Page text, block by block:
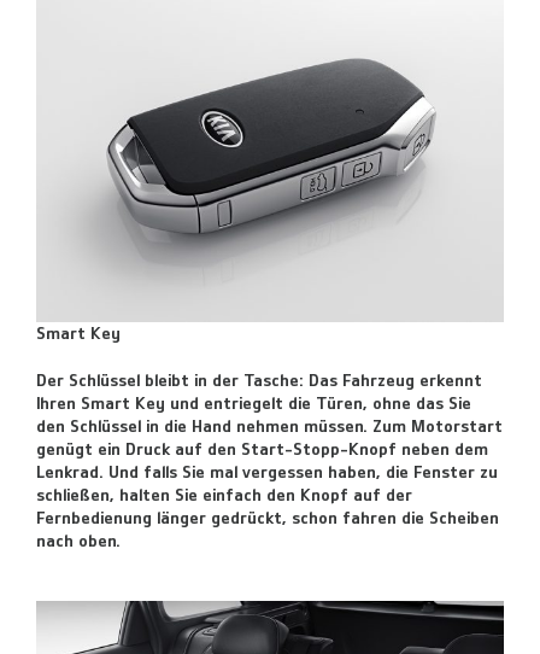
Smart Key
Der Schlüssel bleibt in der Tasche: Das Fahrzeug erkennt
Ihren Smart Key und entriegelt die Türen, ohne das Sie
den Schlüssel in die Hand nehmen müssen. Zum Motorstart
genügt ein Druck auf den Start-Stopp-Knopf neben dem
Lenkrad. Und falls Sie mal vergessen haben, die Fenster zu
schließen, halten Sie einfach den Knopf auf der
Fernbedienung länger gedrückt, schon fahren die Scheiben
nach oben.